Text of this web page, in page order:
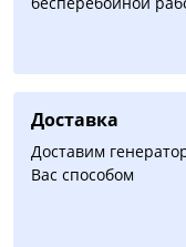
Доставка
Доставим
Вас способом